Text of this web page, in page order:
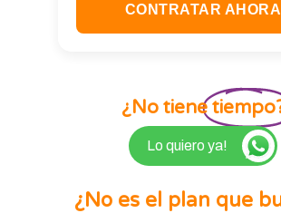
CONTRATAR AHORA
¿No tiene
Lo quiero ya!
¿No es el plan que